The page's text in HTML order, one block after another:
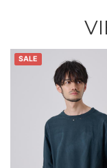
SALE